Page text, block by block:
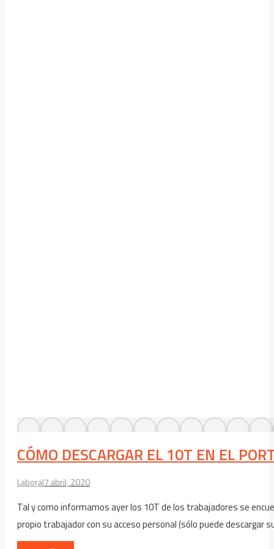
CÓMO DESCARGAR EL 10T EN EL
Laboral7 abril, 2020
Tal y como informamos ayer los 10T de los trabajadores se
propio trabajador con su acceso personal (sólo puede